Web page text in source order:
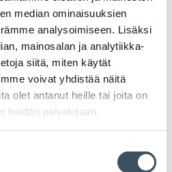
median ominaisuuksien
analysoimiseen. Lisäksi
mainosalan ja analytiikka-
siitä, miten käytät
voivat yhdistää näitä
olet antanut heille tai joita on
heidän palvelujaan.